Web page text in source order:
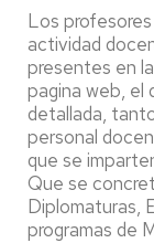
Los
actividad
presentes en
pagina web, el
detallada,
personal
que se
Que se
Diplomaturas,
programas de